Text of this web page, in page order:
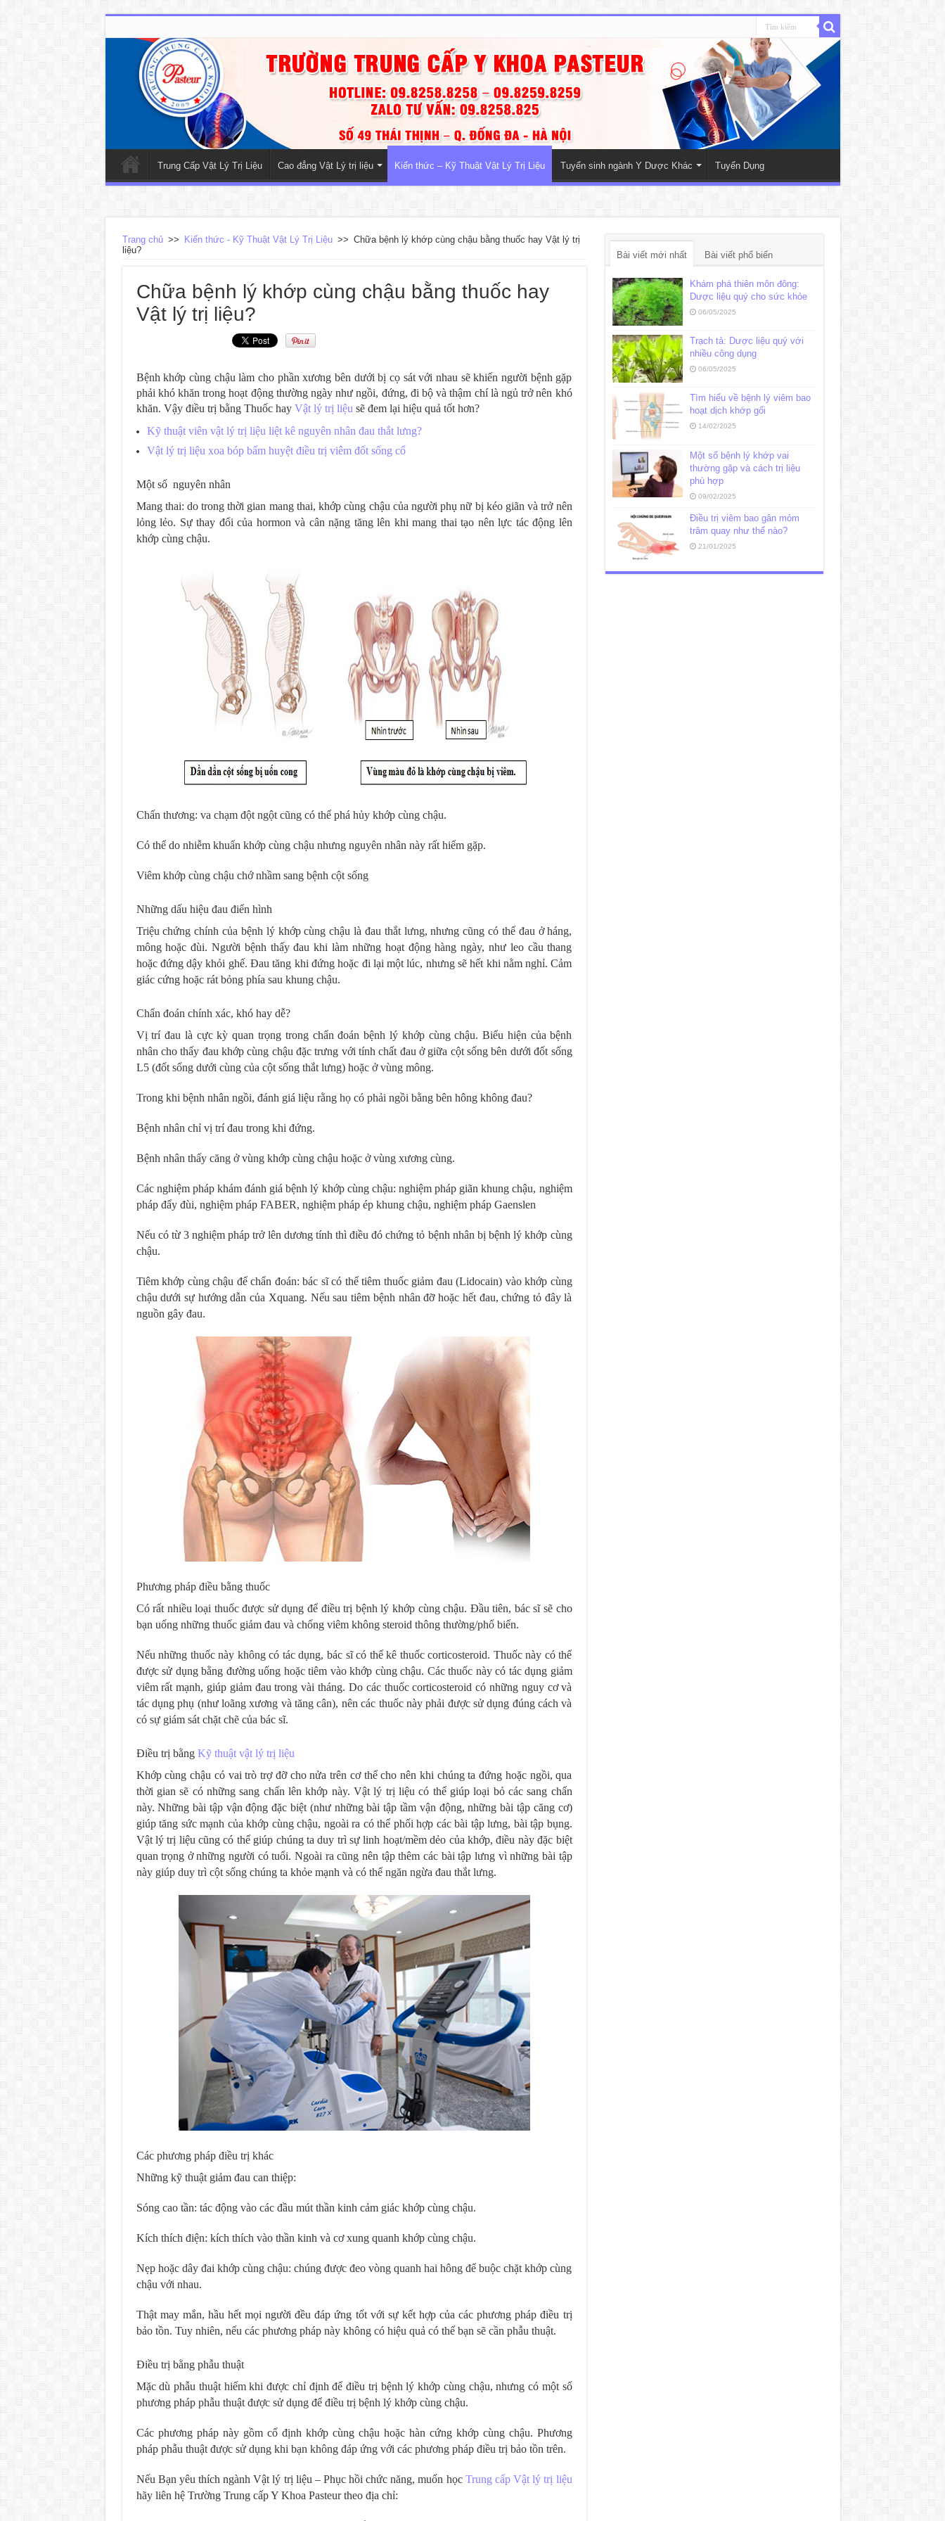
Trung Cấp Vật Lý Trị Liệu Cao đẳng Vật Lý trị liệu Kiến thức – Kỹ Thuật Vật Lý Trị Liệu Tuyển sinh ngành Y Dược Khác Tuyển Dụng
Trang chủ >> Kiến thức - Kỹ Thuật Vật Lý Trị Liệu >> Chữa bệnh lý khớp cùng chậu bằng thuốc hay Vật lý trị
liệu?
Chữa bệnh lý khớp cùng chậu bằng thuốc hay
Vật lý trị liệu?
Bệnh khớp cùng chậu làm cho phần xương bên dưới bị cọ sát với nhau sẽ khiến người bệnh gặp
phải khó khăn trong hoạt động thường ngày như ngồi, đứng, đi bộ và thậm chí là ngủ trở nên khó
khăn. Vậy điều trị bằng Thuốc hay Vật lý trị liệu sẽ đem lại hiệu quả tốt hơn?
Kỹ thuật viên vật lý trị liệu liệt kê nguyên nhân đau thắt lưng?
Vật lý trị liệu xoa bóp bấm huyệt điều trị viêm đốt sống cổ
Một số nguyên nhân
Mang thai: do trong thời gian mang thai, khớp cùng chậu của người phụ nữ bị kéo giãn và trở nên
lỏng lẻo. Sự thay đổi của hormon và cân nặng tăng lên khi mang thai tạo nên lực tác động lên
khớp cùng chậu.
Chấn thương: va chạm đột ngột cũng có thể phá hủy khớp cùng chậu.
Có thể do nhiễm khuẩn khớp cùng chậu nhưng nguyên nhân này rất hiếm gặp.
Viêm khớp cùng chậu chớ nhầm sang bệnh cột sống
Những dấu hiệu đau điển hình
Triệu chứng chính của bệnh lý khớp cùng chậu là đau thắt lưng, nhưng cũng có thể đau ở háng,
mông hoặc đùi. Người bệnh thấy đau khi làm những hoạt động hàng ngày, như leo cầu thang
hoặc đứng dậy khỏi ghế. Đau tăng khi đứng hoặc đi lại một lúc, nhưng sẽ hết khi nằm nghỉ. Cảm
giác cứng hoặc rát bỏng phía sau khung chậu.
Chẩn đoán chính xác, khó hay dễ?
Vị trí đau là cực kỳ quan trọng trong chẩn đoán bệnh lý khớp cùng chậu. Biểu hiện của bệnh
nhân cho thấy đau khớp cùng chậu đặc trưng với tính chất đau ở giữa cột sống bên dưới đốt sống
L5 (đốt sống dưới cùng của cột sống thắt lưng) hoặc ở vùng mông.
Trong khi bệnh nhân ngồi, đánh giá liệu rằng họ có phải ngồi bằng bên hông không đau?
Bệnh nhân chỉ vị trí đau trong khi đứng.
Bệnh nhân thấy căng ở vùng khớp cùng chậu hoặc ở vùng xương cùng.
Các nghiệm pháp khám đánh giá bệnh lý khớp cùng chậu: nghiệm pháp giãn khung chậu, nghiệm
pháp đẩy đùi, nghiệm pháp FABER, nghiệm pháp ép khung chậu, nghiệm pháp Gaenslen
Nếu có từ 3 nghiệm pháp trở lên dương tính thì điều đó chứng tỏ bệnh nhân bị bệnh lý khớp cùng
chậu.
Tiêm khớp cùng chậu để chẩn đoán: bác sĩ có thể tiêm thuốc giảm đau (Lidocain) vào khớp cùng
chậu dưới sự hướng dẫn của Xquang. Nếu sau tiêm bệnh nhân đỡ hoặc hết đau, chứng tỏ đây là
nguồn gây đau.
Phương pháp điều bằng thuốc
Có rất nhiều loại thuốc được sử dụng để điều trị bệnh lý khớp cùng chậu. Đầu tiên, bác sĩ sẽ cho
bạn uống những thuốc giảm đau và chống viêm không steroid thông thường/phổ biến.
Nếu những thuốc này không có tác dụng, bác sĩ có thể kê thuốc corticosteroid. Thuốc này có thể
được sử dụng bằng đường uống hoặc tiêm vào khớp cùng chậu. Các thuốc này có tác dụng giảm
viêm rất mạnh, giúp giảm đau trong vài tháng. Do các thuốc corticosteroid có những nguy cơ và
tác dụng phụ (như loãng xương và tăng cân), nên các thuốc này phải được sử dụng đúng cách và
có sự giám sát chặt chẽ của bác sĩ.
Điều trị bằng Kỹ thuật vật lý trị liệu
Khớp cùng chậu có vai trò trợ đỡ cho nửa trên cơ thể cho nên khi chúng ta đứng hoặc ngồi, qua
thời gian sẽ có những sang chấn lên khớp này. Vật lý trị liệu có thể giúp loại bỏ các sang chấn
này. Những bài tập vận động đặc biệt (như những bài tập tầm vận động, những bài tập căng cơ)
giúp tăng sức mạnh của khớp cùng chậu, ngoài ra có thể phối hợp các bài tập lưng, bài tập bụng.
Vật lý trị liệu cũng có thể giúp chúng ta duy trì sự linh hoạt/mềm dẻo của khớp, điều này đặc biệt
quan trọng ở những người có tuổi. Ngoài ra cũng nên tập thêm các bài tập lưng vì những bài tập
này giúp duy trì cột sống chúng ta khỏe mạnh và có thể ngăn ngừa đau thắt lưng.
Các phương pháp điều trị khác
Những kỹ thuật giảm đau can thiệp:
Sóng cao tần: tác động vào các đầu mút thần kinh cảm giác khớp cùng chậu.
Kích thích điện: kích thích vào thần kinh và cơ xung quanh khớp cùng chậu.
Nẹp hoặc dây đai khớp cùng chậu: chúng được đeo vòng quanh hai hông để buộc chặt khớp cùng
chậu với nhau.
Thật may mắn, hầu hết mọi người đều đáp ứng tốt với sự kết hợp của các phương pháp điều trị
bảo tồn. Tuy nhiên, nếu các phương pháp này không có hiệu quả có thể bạn sẽ cần phẫu thuật.
Điều trị bằng phẫu thuật
Mặc dù phẫu thuật hiếm khi được chỉ định để điều trị bệnh lý khớp cùng chậu, nhưng có một số
phương pháp phẫu thuật được sử dụng để điều trị bệnh lý khớp cùng chậu.
Các phương pháp này gồm cố định khớp cùng chậu hoặc hàn cứng khớp cùng chậu. Phương
pháp phẫu thuật được sử dụng khi bạn không đáp ứng với các phương pháp điều trị bảo tồn trên.
Nếu Bạn yêu thích ngành Vật lý trị liệu – Phục hồi chức năng, muốn học Trung cấp Vật lý trị liệu
hãy liên hệ Trường Trung cấp Y Khoa Pasteur theo địa chỉ:
Bài viết mới nhất Bài viết phổ biến
Khám phá thiên môn đông:
Dược liệu quý cho sức khỏe
06/05/2025
Trạch tả: Dược liệu quý với
nhiều công dụng
06/05/2025
Tìm hiểu về bệnh lý viêm bao
hoạt dịch khớp gối
14/02/2025
Một số bệnh lý khớp vai
thường gặp và cách trị liệu
phù hợp
09/02/2025
Điều trị viêm bao gân mỏm
trâm quay như thế nào?
21/01/2025